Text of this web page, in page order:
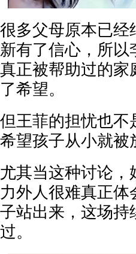
很多父母原本已经
新有了信心，所
真正被帮助过的家
了希望。
但王菲的担忧也不
希望孩子从小就被
尤其当这种讨论
力外人很难真正
子站出来，这场持
过。